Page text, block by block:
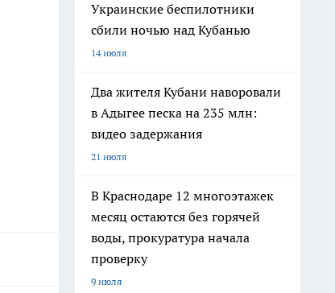
Украинские беспилотники
сбили ночью над Кубанью
14 июля
Два жителя Кубани наворовали
в Адыгее песка на 235 млн:
видео задержания
21 июля
В Краснодаре 12 многоэтажек
месяц остаются без горячей
воды, прокуратура начала
проверку
9 июля